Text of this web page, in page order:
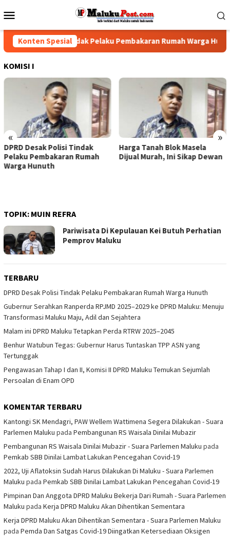
ke
Mobile
Konten Spesial
Desak Polisi Tindak Pelaku Pembakaran Rumah Warga Hunuth
KOMISI I
« »
Tindak
Rumah
Harga Tanah Blok Masela
Dijual Murah, Ini Sikap Dewan
DPRD-
Sepakat
TOPIK: MUIN REFRA
Pariwisata Di Kepulauan Kei Butuh Perhatian
Pemprov Maluku
TERBARU
DPRD Desak Polisi Tindak Pelaku Pembakaran Rumah Warga Hunuth
Gubernur Serahkan Ranperda RPJMD 2025–2029 ke DPRD Maluku: Menuju
Transformasi Maluku Maju, Adil dan Sejahtera
Malam ini DPRD Maluku Tetapkan Perda RTRW 2025–2045
Benhur Watubun Tegas: Gubernur Harus Tuntaskan TPP ASN yang
Tertunggak
Pengawasan Tahap I dan II, Komisi II DPRD Maluku Temukan Sejumlah
Persoalan di Enam OPD
KOMENTAR TERBARU
Kantongi SK Mendagri, PAW Wellem Wattimena Segera Dilakukan - Suara
Parlemen Maluku pada Pembangunan RS Waisala Dinilai Mubazir
Pembangunan RS Waisala Dinilai Mubazir - Suara Parlemen Maluku pada
Pemkab SBB Dinilai Lambat Lakukan Pencegahan Covid-19
2022, Uji Aflatoksin Sudah Harus Dilakukan Di Maluku - Suara Parlemen
Maluku pada Pemkab SBB Dinilai Lambat Lakukan Pencegahan Covid-19
Pimpinan Dan Anggota DPRD Maluku Bekerja Dari Rumah - Suara Parlemen
Maluku pada Kerja DPRD Maluku Akan Dihentikan Sementara
Kerja DPRD Maluku Akan Dihentikan Sementara - Suara Parlemen Maluku
pada Pemda Dan Satgas Covid-19 Diingatkan Ketersediaan Oksigen